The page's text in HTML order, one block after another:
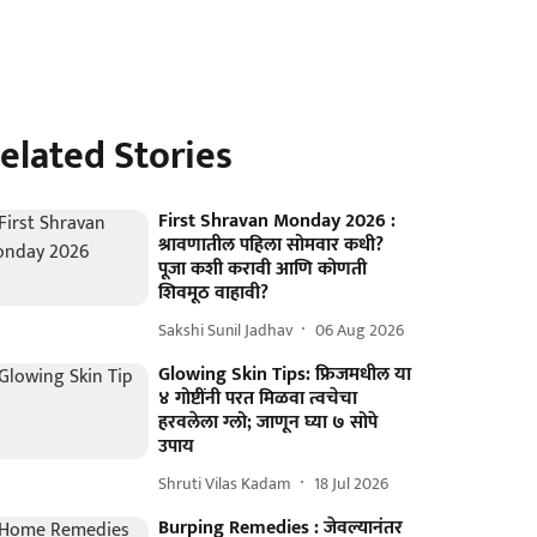
Stories
First Shravan Monday 2026 :
श्रावणातील पहिला सोमवार कधी?
पूजा कशी करावी आणि कोणती
शिवमूठ वाहावी?
Sakshi Sunil Jadhav 06 Aug 2026
Glowing Skin Tips: फ्रिजमधील या
४ गोष्टींनी परत मिळवा त्वचेचा
हरवलेला ग्लो; जाणून घ्या ७ सोपे
उपाय
Shruti Vilas Kadam 18 Jul 2026
Burping Remedies : जेवल्यानंतर